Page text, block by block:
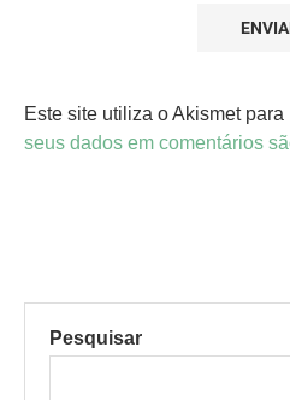
Este site utiliza o Akismet para
seus dados em comentários
Pesquisar